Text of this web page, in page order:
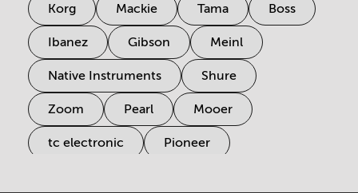
Korg Mackie Tama Boss
Ibanez Gibson Meinl
Native Instruments Shure
Zoom Pearl Mooer
tc electronic Pioneer